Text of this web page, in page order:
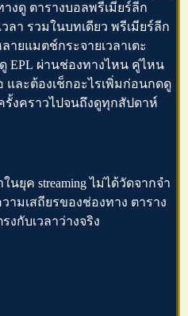
างดู ตารางบอลพรีเมียร์ลีก
ลา รวมในบทเดียว พรีเมียร์ลีก
ายแมตช์กระจายเวลาเตะ
ดู EPL ผ่านช่องทางไหน คู่ไหน
และต้องเช็กอะไรเพิ่มก่อนกดดู
งคราวไปจนถึงดูทุกสัปดาห์
นยุค streaming ไม่ได้วัดจากจำ
มเสถียรของช่องทาง ตาราง
งกับเวลาว่างจริง